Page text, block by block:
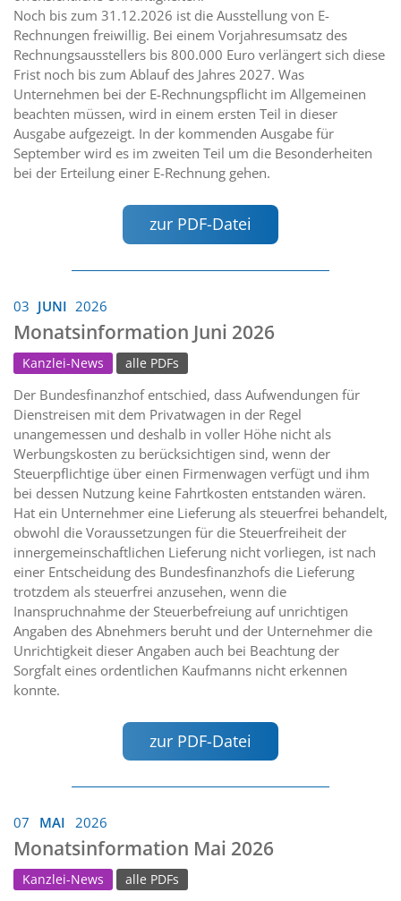
Noch bis zum 31.12.2026 ist die Ausstellung von E-
Rechnungen freiwillig. Bei einem Vorjahresumsatz des
Rechnungsausstellers bis 800.000 Euro verlängert sich diese
Frist noch bis zum Ablauf des Jahres 2027. Was
Unternehmen bei der E-Rechnungspflicht im Allgemeinen
beachten müssen, wird in einem ersten Teil in dieser
Ausgabe aufgezeigt. In der kommenden Ausgabe für
September wird es im zweiten Teil um die Besonderheiten
bei der Erteilung einer E-Rechnung gehen.
zur PDF-Datei
03 JUNI 2026
Monatsinformation Juni 2026
Kanzlei-News alle PDFs
Der Bundesfinanzhof entschied, dass Aufwendungen für
Dienstreisen mit dem Privatwagen in der Regel
unangemessen und deshalb in voller Höhe nicht als
Werbungskosten zu berücksichtigen sind, wenn der
Steuerpflichtige über einen Firmenwagen verfügt und ihm
bei dessen Nutzung keine Fahrtkosten entstanden wären.
Hat ein Unternehmer eine Lieferung als steuerfrei behandelt,
obwohl die Voraussetzungen für die Steuerfreiheit der
innergemeinschaftlichen Lieferung nicht vorliegen, ist nach
einer Entscheidung des Bundesfinanzhofs die Lieferung
trotzdem als steuerfrei anzusehen, wenn die
Inanspruchnahme der Steuerbefreiung auf unrichtigen
Angaben des Abnehmers beruht und der Unternehmer die
Unrichtigkeit dieser Angaben auch bei Beachtung der
Sorgfalt eines ordentlichen Kaufmanns nicht erkennen
konnte.
zur PDF-Datei
07 MAI 2026
Monatsinformation Mai 2026
Kanzlei-News alle PDFs